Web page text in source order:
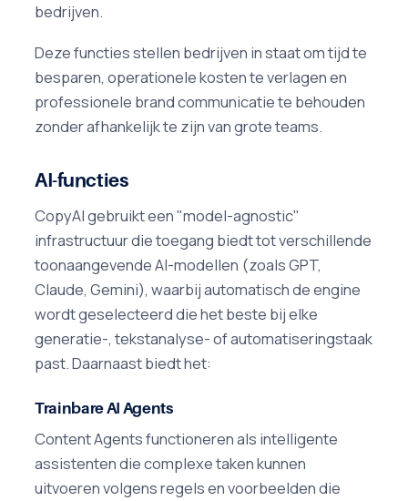
bedrijven.
Deze functies stellen bedrijven in staat om tijd te
besparen, operationele kosten te verlagen en
professionele brand communicatie te behouden
zonder afhankelijk te zijn van grote teams.
AI-functies
CopyAI gebruikt een "model-agnostic"
infrastructuur die toegang biedt tot verschillende
toonaangevende AI-modellen (zoals GPT,
Claude, Gemini), waarbij automatisch de engine
wordt geselecteerd die het beste bij elke
generatie-, tekstanalyse- of automatiseringstaak
past. Daarnaast biedt het:
Trainbare AI Agents
Content Agents functioneren als intelligente
assistenten die complexe taken kunnen
uitvoeren volgens regels en voorbeelden die